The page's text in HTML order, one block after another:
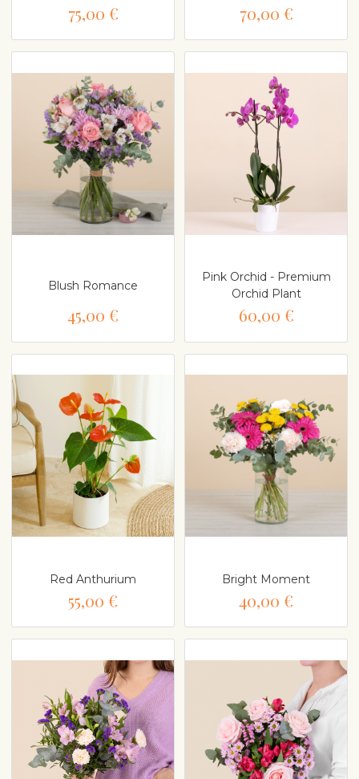
75,00 € 70,00 €
Blush Romance
45,00 €
Pink Orchid - Premium
Orchid Plant
60,00 €
Red Anthurium
55,00 €
Bright Moment
40,00 €